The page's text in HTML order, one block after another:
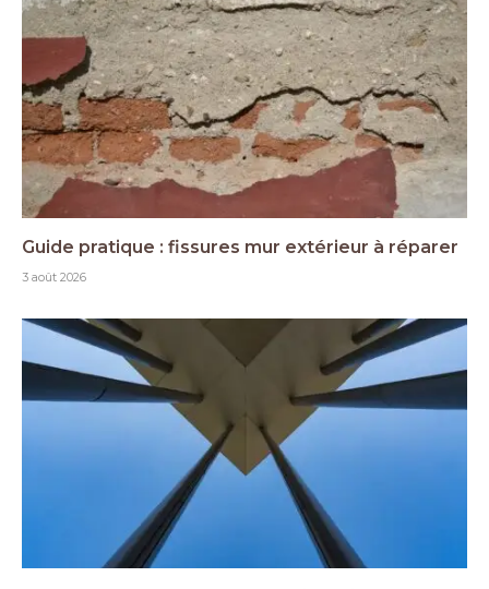
Guide pratique : fissures mur extérieur à réparer
3 août 2026